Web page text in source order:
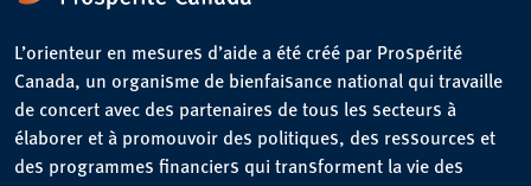
L’orienteur en mesures d’aide a été créé par Prospérité
Canada, un organisme de bienfaisance national qui travaille
de concert avec des partenaires de tous les secteurs à
élaborer et à promouvoir des politiques, des ressources et
des programmes financiers qui transforment la vie des